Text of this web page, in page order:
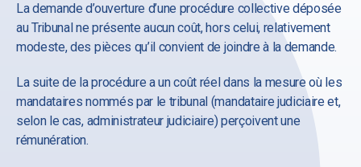
La demande d’ouverture d’une procédure collective déposée
au Tribunal ne présente aucun coût, hors celui, relativement
modeste, des pièces qu’il convient de joindre à la demande.
La suite de la procédure a un coût réel dans la mesure où les
mandataires nommés par le tribunal (mandataire judiciaire et,
selon le cas, administrateur judiciaire) perçoivent une
rémunération.